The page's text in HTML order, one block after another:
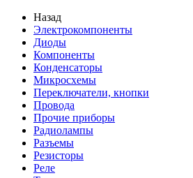
Назад
Электрокомпоненты
Диоды
Компоненты
Конденсаторы
Микросхемы
Переключатели, кнопки
Провода
Прочие приборы
Радиолампы
Разъемы
Резисторы
Реле